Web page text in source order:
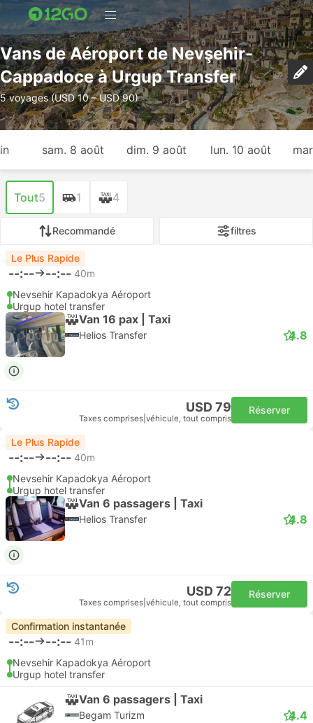
Vans de Aéroport de Nevşehir-
Cappadoce à Urgup Transfer
5 voyages (USD 10 – USD 90)
sam. 8 août dim. 9 août lun. 10 août
Tout5 1 4
Recommandé filtres
Le Plus Rapide
--:-- --:-- 40m
Nevsehir Kapadokya Aéroport
Urgup hotel transfer
Van 16 pax | Taxi
Helios Transfer 4.8
USD 79
Taxes comprises véhicule, tout compris
Réserver
Le Plus Rapide
--:-- --:-- 40m
Nevsehir Kapadokya Aéroport
Urgup hotel transfer
Van 6 passagers | Taxi
Helios Transfer 4.8
USD 72
Taxes comprises véhicule, tout compris
Réserver
Confirmation instantanée
--:-- --:-- 41m
Nevsehir Kapadokya Aéroport
Urgup hotel transfer
Van 6 passagers | Taxi
Begam Turizm 4.4